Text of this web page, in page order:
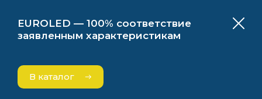
EUROLED — 100% соответствие
заявленным характеристикам
В каталог